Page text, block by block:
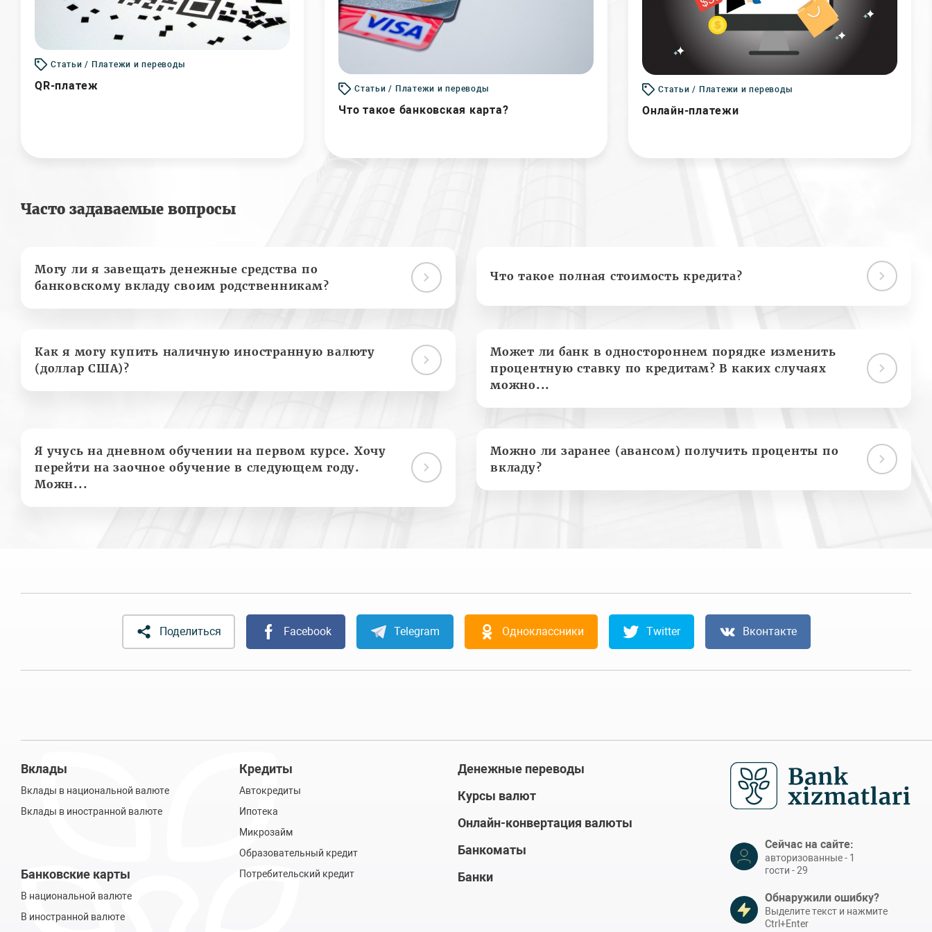
Статьи / Платежи и переводы
QR-платеж Статьи / Платежи и переводы
Что такое банковская карта?
Статьи / Платежи и переводы
Онлайн-платежи
Часто задаваемые вопросы
Могу ли я завещать денежные средства по
банковскому вкладу своим родственникам?
Что такое полная стоимость кредита?
Как я могу купить наличную иностранную валюту
(доллар США)?
Может ли банк в одностороннем порядке изменить
процентную ставку по кредитам? В каких случаях
можно...
Я учусь на дневном обучении на первом курсе. Хочу
перейти на заочное обучение в следующем году.
Можн...
Можно ли заранее (авансом) получить проценты по
вкладу?
Поделиться Facebook Telegram Одноклассники Twitter Вконтакте
Вклады
Вклады в национальной валюте
Вклады в иностранной валюте
Банковские карты
В национальной валюте
В иностранной валюте
Кредиты
Автокредиты
Ипотека
Микрозайм
Образовательный кредит
Потребительский кредит
Денежные переводы
Курсы валют
Онлайн-конвертация валюты
Банкоматы
Банки
Сейчас на сайте:
авторизованные - 1
гости - 29
Обнаружили ошибку?
Выделите текст и нажмите
Ctrl+Enter